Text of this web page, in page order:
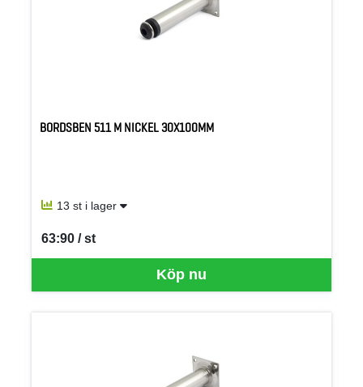
BORDSBEN 511 M NICKEL 30X100MM
13 st i lager
Köp nu
63:90 / st
SEK per ST